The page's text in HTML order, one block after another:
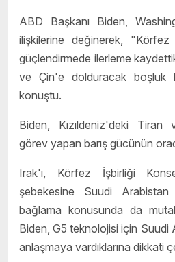
ABD Başkanı Biden,
ilişkilerine değinerek, "Körfez
güçlendirmede ilerleme
ve Çin'e dolduracak boşluk
konuştu.
Biden, Kızıldeniz'deki Tiran
görev yapan barış gücünün
Irak'ı, Körfez İşbirliği
şebekesine Suudi
bağlama konusunda da
Biden, G5 teknolojisi için Suudi
anlaşmaya vardıklarına dikkati